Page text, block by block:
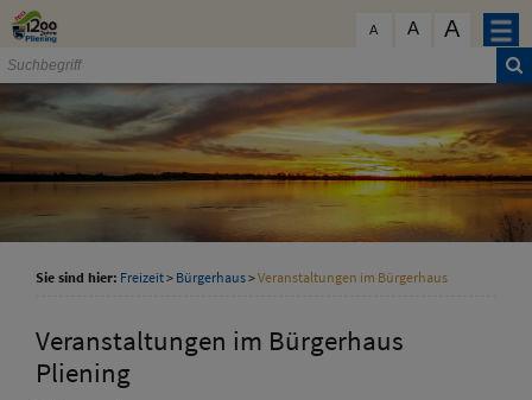
Zum Inhalt
A A A
Sie sind hier: Freizeit> Bürgerhaus>Veranstaltungen im Bürgerhaus
Veranstaltungen im Bürgerhaus
Pliening
schließen